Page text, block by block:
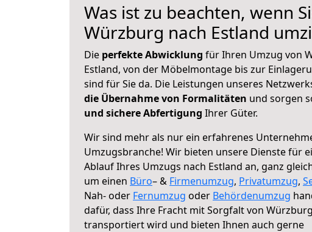
Was ist zu beachten, wenn
Würzburg nach Estland
Die perfekte Abwicklung für Ihren Umzug von
Estland, von der Möbelmontage bis zur
sind für Sie da. Die Leistungen unseres
die Übernahme von Formalitäten und sorgen
und sichere Abfertigung Ihrer Güter.
Wir sind mehr als nur ein erfahrenes
Umzugsbranche! Wir bieten unsere Dienste für
Ablauf Ihres Umzugs nach Estland an, ganz
um einen Büro– & Firmenumzug, Privatumzug,
Nah- oder Fernumzug oder Behördenumzug
dafür, dass Ihre Fracht mit Sorgfalt von
transportiert wird und bieten Ihnen auch gerne